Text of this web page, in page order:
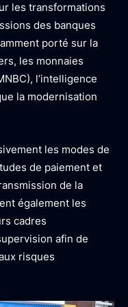
les transformations
des banques
porté sur la
les monnaies
l’intelligence
la modernisation
les modes de
de paiement et
de la
également les
cadres
afin de
risques